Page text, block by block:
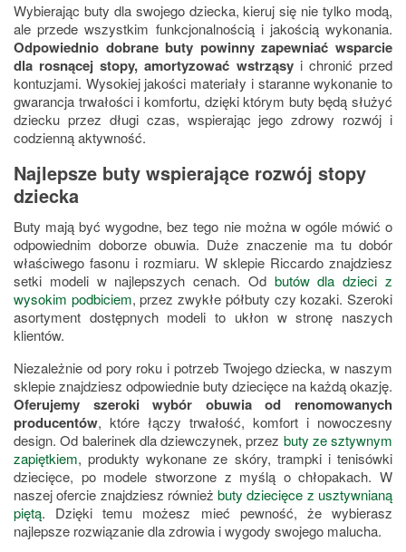
Wybierając buty dla swojego dziecka, kieruj się nie tylko modą,
ale przede wszystkim funkcjonalnością i jakością wykonania.
Odpowiednio dobrane buty powinny zapewniać wsparcie
dla rosnącej stopy, amortyzować wstrząsyi chronić przed
kontuzjami. Wysokiej jakości materiały i staranne wykonanie to
gwarancja trwałości i komfortu, dzięki którym buty będą służyć
dziecku przez długi czas, wspierając jego zdrowy rozwój i
codzienną aktywność.
Najlepsze buty wspierające rozwój stopy
dziecka
Buty mają być wygodne, bez tego nie można w ogóle mówić o
odpowiednim doborze obuwia. Duże znaczenie ma tu dobór
właściwego fasonu i rozmiaru. W sklepie Riccardo znajdziesz
setki modeli w najlepszych cenach. Od butów dla dzieci z
wysokim podbiciem, przez zwykłe półbuty czy kozaki. Szeroki
asortyment dostępnych modeli to ukłon w stronę naszych
klientów.
Niezależnie od pory roku i potrzeb Twojego dziecka, w naszym
sklepie znajdziesz odpowiednie buty dziecięce na każdą okazję.
Oferujemy szeroki wybór obuwia od renomowanych
producentów, które łączy trwałość, komfort i nowoczesny
design. Od balerinek dla dziewczynek, przez buty ze sztywnym
zapiętkiem, produkty wykonane ze skóry, trampki i tenisówki
dziecięce, po modele stworzone z myślą o chłopakach. W
naszej ofercie znajdziesz równieżbuty dziecięce z usztywnianą
piętą. Dzięki temu możesz mieć pewność, że wybierasz
najlepsze rozwiązanie dla zdrowia i wygody swojego malucha.